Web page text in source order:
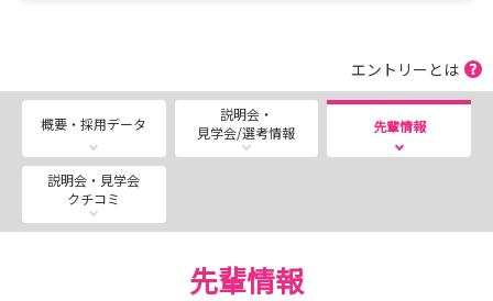
病院の概要・教育の説明や質疑応答と、病棟・外来・救急
室の見学があります!
先輩看護師と座談会があります。
お時間は1時間30分～2時間くらいです。
ぜひ、実際にご自身の目で見て当院の良さを感じていただ
けたらと存じます。
お申し込みは病院HPからお願いします。
エントリーとは
概要・採用データ
説明会・
見学会/選考情報
先輩情報
説明会・見学会
クチコミ
先輩情報